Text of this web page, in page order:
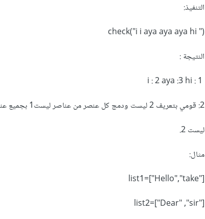
التنفيذ:
check("i i aya aya aya hi ")
النتيجة :
2: قومي بتعريف 2 ليست ودمج كل عنصر من عناصر ليست1 بجميع عناصر
ليست 2.
مثال:
list1=["Hello","take"]
list2=["Dear" ,"sir"]